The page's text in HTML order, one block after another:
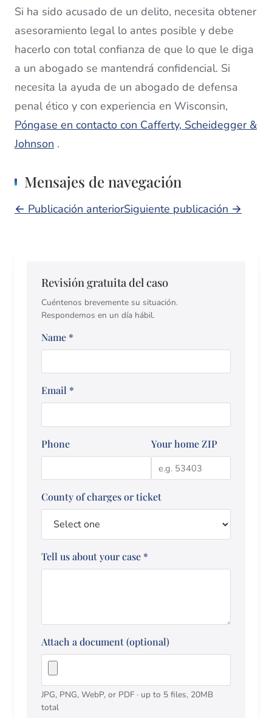
Si ha sido acusado de un delito, necesita obtener
asesoramiento legal lo antes posible y debe
hacerlo con total confianza de que lo que le diga
a un abogado se mantendrá confidencial. Si
necesita la ayuda de un abogado de defensa
penal ético y con experiencia en Wisconsin,
Póngase en contacto con Cafferty, Scheidegger &
Johnson .
Mensajes de navegación
← Publicación anteriorSiguiente publicación →
Revisión gratuita del caso
Cuéntenos brevemente su situación.
Respondemos en un día hábil.
Name *
Email *
Phone Your home ZIP
County of charges or ticket
Tell us about your case *
Attach a document (optional)
JPG, PNG, WebP, or PDF · up to 5 files, 20MB
total